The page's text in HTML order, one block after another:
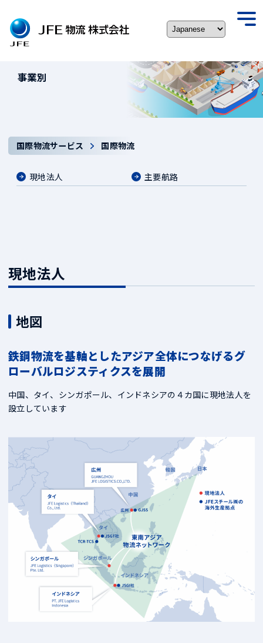
content
事業別
国際物流サービス 国際物流
現地法人 主要航路
現地法人
地図
鉄鋼物流を基軸としたアジア全体につなげるグ
ローバルロジスティクスを展開
中国、タイ、シンガポール、インドネシアの４カ国に現地法人を
設立しています